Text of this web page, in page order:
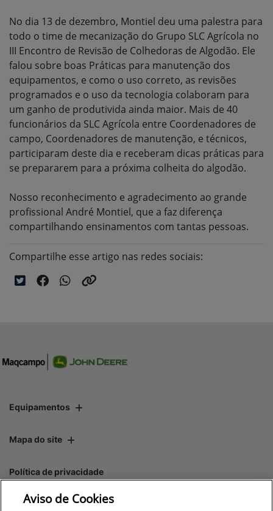
No dia 13 de dezembro, Montiel deu uma palestra para
todo o time de mecanização do Grupo SLC Agrícola no
III Encontro de Revisão de Colhedoras de Algodão. Ele
falou sobre boas Práticas para manutenção dos
equipamentos, e como o uso correto, as revisões
programados e o uso da tecnologia colaboram para
um ganho de produtivida ainda maior. Mais de 40
funcionários da SLC Agrícola entre Coordenadores de
campo, Coordenadores de manutenção, e técnicos,
participaram deste dia e receberam dicas práticas para
se prepararem para a próxima colheita do algodão.
Nosso reconhecimento e agradecimento ao grande
profissional André Montiel, que a faz diferença
compartilhando ensinamentos com tantas pessoas.
Compartilhe esse artigo nas redes sociais:
Equipamentos
Mapa do site
Política de privacidade
Aviso de Cookies